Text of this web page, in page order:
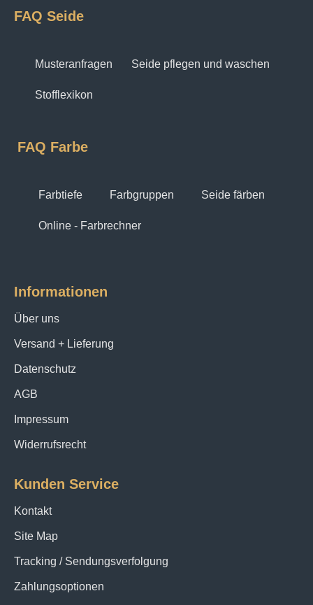
FAQ Seide
Musteranfragen Seide pflegen und waschen
Stofflexikon
FAQ Farbe
Farbtiefe Farbgruppen Seide färben
Online - Farbrechner
Informationen
Über uns
Versand + Lieferung
Datenschutz
AGB
Impressum
Widerrufsrecht
Kunden Service
Kontakt
Site Map
Tracking / Sendungsverfolgung
Zahlungsoptionen